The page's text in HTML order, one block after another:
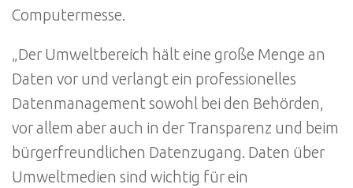
Computermesse.
„Der Umweltbereich hält eine große Menge an
Daten vor und verlangt ein professionelles
Datenmanagement sowohl bei den Behörden,
vor allem aber auch in der Transparenz und beim
bürgerfreundlichen Datenzugang. Daten über
Umweltmedien sind wichtig für ein